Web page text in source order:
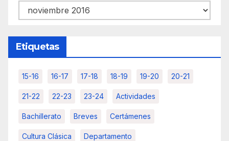
Archivos
Etiquetas
15-16 16-17 17-18 18-19 19-20 20-21
21-22 22-23 23-24 Actividades
Bachillerato Breves Certámenes
Cultura Clásica Departamento